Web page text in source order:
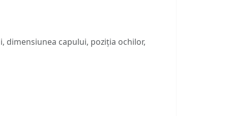
dimensiunea capului, poziția ochilor,